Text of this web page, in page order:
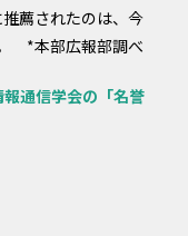
薦されたのは、今
*本部広報部調べ
通信学会の「名誉